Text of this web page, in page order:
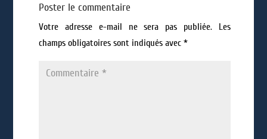
Poster le commentaire
Votre adresse e-mail ne sera pas publiée.
Les
champs obligatoires sont indiqués avec *